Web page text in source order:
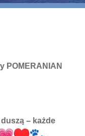
POMERANIAN
– każde